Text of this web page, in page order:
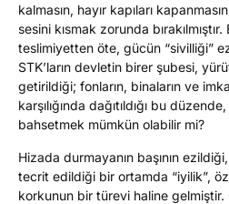
kalmasın, hayır kapıları
sesini kısmak zorunda
teslimiyetten öte, gücün “sivilliği”
STK’ların devletin birer şubesi,
getirildiği; fonların, binaların ve
karşılığında dağıtıldığı bu
bahsetmek mümkün olabilir mi?
Hizada durmayanın başının
tecrit edildiği bir ortamda “iyilik”,
korkunun bir türevi haline gelmiştir.